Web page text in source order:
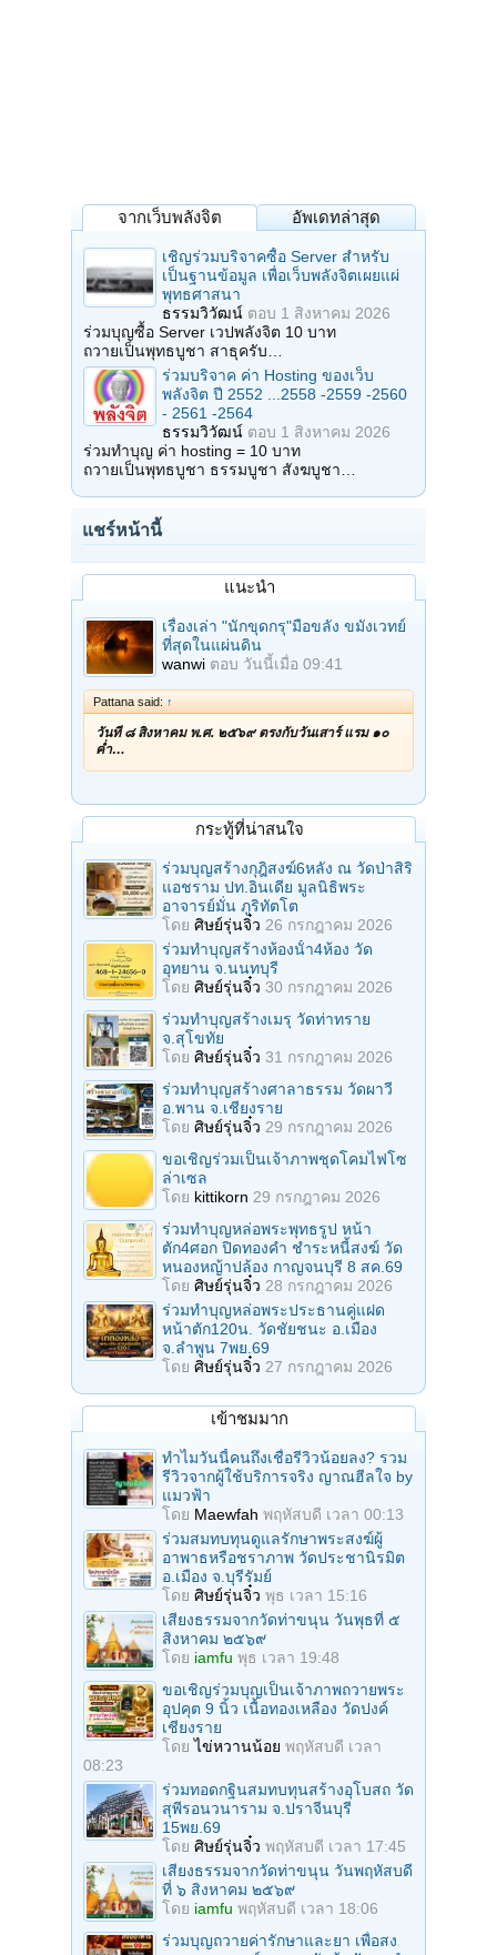
จากเว็บพลังจิต อัพเดทล่าสุด
เชิญร่วมบริจาคซื้อ Server สำหรับ
เป็นฐานข้อมูล เพื่อเว็บพลังจิตเผยแผ่
พุทธศาสนา
ธรรมวิวัฒน์ ตอบ 1 สิงหาคม 2026
ร่วมบุญซื้อ Server เวปพลังจิต 10 บาท
ถวายเป็นพุทธบูชา สาธุครับ…
ร่วมบริจาค ค่า Hosting ของเว็บ
พลังจิต ปี 2552 ...2558 -2559 -2560
- 2561 -2564
ธรรมวิวัฒน์ ตอบ 1 สิงหาคม 2026
ร่วมทำบุญ ค่า hosting = 10 บาท
ถวายเป็นพุทธบูชา ธรรมบูชา สังฆบูชา…
แชร์หน้านี้
แนะนำ
เรื่องเล่า "นักขุดกรุ"มือขลัง ขมังเวทย์
ที่สุดในแผ่นดิน
wanwi ตอบ วันนี้เมื่อ 09:41
Pattana said: ↑
วันที่ ๘ สิงหาคม พ.ศ. ๒๕๖๙ ตรงกับวันเสาร์ แรม ๑๐
ค่ำ…
กระทู้ที่น่าสนใจ
ร่วมบุญสร้างกุฎิสงฆ์6หลัง ณ วัดป่าสิริ
แอชราม ปท.อินเดีย มูลนิธิพระ
อาจารย์มั่น ภูริทัตโต
โดย ศิษย์รุ่นจิ๋ว 26 กรกฎาคม 2026
ร่วมทําบุญสร้างห้องนั้า4ห้อง วัด
อุทยาน จ.นนทบุรี
โดย ศิษย์รุ่นจิ๋ว 30 กรกฎาคม 2026
ร่วมทําบุญสร้างเมรุ วัดท่าทราย
จ.สุโขทัย
โดย ศิษย์รุ่นจิ๋ว 31 กรกฎาคม 2026
ร่วมทําบุญสร้างศาลาธรรม วัดผาวี
อ.พาน จ.เชียงราย
โดย ศิษย์รุ่นจิ๋ว 29 กรกฎาคม 2026
ขอเชิญร่วมเป็นเจ้าภาพชุดโคมไฟโซ
ล่าเซล
โดย kittikorn 29 กรกฎาคม 2026
ร่วมทําบุญหล่อพระพุทธรูป หน้า
ตัก4ศอก ปิดทองคํา ชําระหนี้สงฆ์ วัด
หนองหญ้าปล้อง กาญจนบุรี 8 สค.69
โดย ศิษย์รุ่นจิ๋ว 28 กรกฎาคม 2026
ร่วมทําบุญหล่อพระประธานคู่แฝด
หน้าตัก120น. วัดชัยชนะ อ.เมือง
จ.ลำพูน 7พย.69
โดย ศิษย์รุ่นจิ๋ว 27 กรกฎาคม 2026
เข้าชมมาก
ทำไมวันนี้คนถึงเชื่อรีวิวน้อยลง? รวม
รีวิวจากผู้ใช้บริการจริง ญาณฮีลใจ by
แมวฟ้า
โดย Maewfah พฤหัสบดี เวลา 00:13
ร่วมสมทบทุนดูแลรักษาพระสงฆ์ผู้
อาพาธหรือชราภาพ วัดประชานิรมิต
อ.เมือง จ.บุรีรัมย์
โดย ศิษย์รุ่นจิ๋ว พุธ เวลา 15:16
เสียงธรรมจากวัดท่าขนุน วันพุธที่ ๕
สิงหาคม ๒๕๖๙
โดย iamfu พุธ เวลา 19:48
ขอเชิญร่วมบุญเป็นเจ้าภาพถวายพระ
อุปคุต 9 นิ้ว เนื้อทองเหลือง วัดปงค์
เชียงราย
โดยไข่หวานน้อย พฤหัสบดี เวลา
08:23
ร่วมทอดกฐินสมทบทุนสร้างอุโบสถ วัด
สุพีรอนวนาราม จ.ปราจีนบุรี
15พย.69
โดย ศิษย์รุ่นจิ๋ว พฤหัสบดี เวลา 17:45
เสียงธรรมจากวัดท่าขนุน วันพฤหัสบดี
ที่ ๖ สิงหาคม ๒๕๖๙
โดย iamfu พฤหัสบดี เวลา 18:06
ร่วมบุญถวายค่ารักษาและยา เพื่อสง